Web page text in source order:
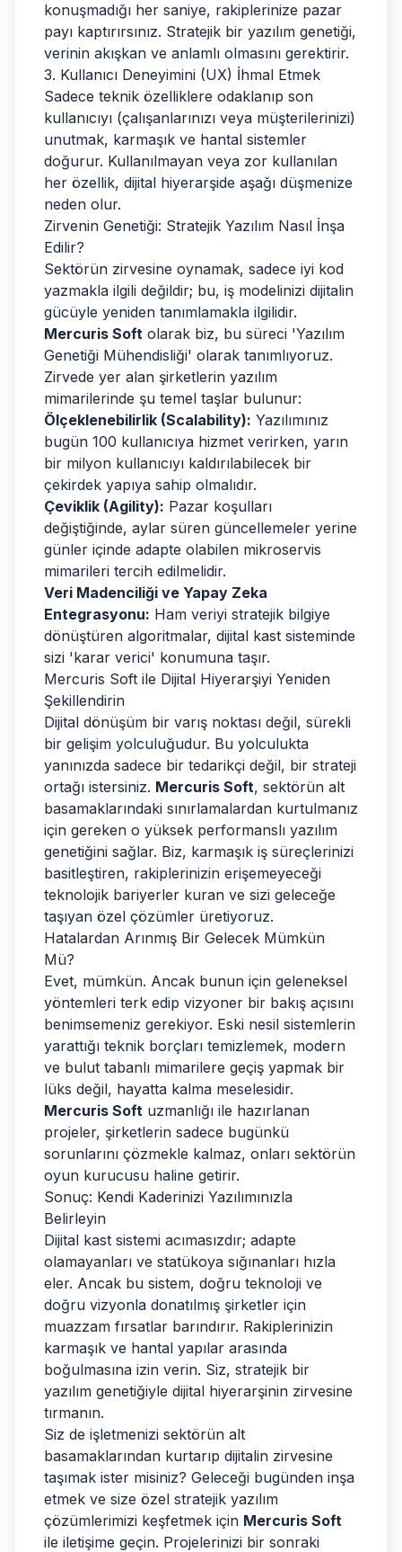
konuşmadığı her saniye, rakiplerinize pazar
payı kaptırırsınız. Stratejik bir yazılım genetiği,
verinin akışkan ve anlamlı olmasını gerektirir.
3. Kullanıcı Deneyimini (UX) İhmal Etmek
Sadece teknik özelliklere odaklanıp son
kullanıcıyı (çalışanlarınızı veya müşterilerinizi)
unutmak, karmaşık ve hantal sistemler
doğurur. Kullanılmayan veya zor kullanılan
her özellik, dijital hiyerarşide aşağı düşmenize
neden olur.
Zirvenin Genetiği: Stratejik Yazılım Nasıl İnşa
Edilir?
Sektörün zirvesine oynamak, sadece iyi kod
yazmakla ilgili değildir; bu, iş modelinizi dijitalin
gücüyle yeniden tanımlamakla ilgilidir.
Mercuris Soft olarak biz, bu süreci 'Yazılım
Genetiği Mühendisliği' olarak tanımlıyoruz.
Zirvede yer alan şirketlerin yazılım
mimarilerinde şu temel taşlar bulunur:
Ölçeklenebilirlik (Scalability): Yazılımınız
bugün 100 kullanıcıya hizmet verirken, yarın
bir milyon kullanıcıyı kaldırılabilecek bir
çekirdek yapıya sahip olmalıdır.
Çeviklik (Agility): Pazar koşulları
değiştiğinde, aylar süren güncellemeler yerine
günler içinde adapte olabilen mikroservis
mimarileri tercih edilmelidir.
Veri Madenciliği ve Yapay Zeka
Entegrasyonu: Ham veriyi stratejik bilgiye
dönüştüren algoritmalar, dijital kast sisteminde
sizi 'karar verici' konumuna taşır.
Mercuris Soft ile Dijital Hiyerarşiyi Yeniden
Şekillendirin
Dijital dönüşüm bir varış noktası değil, sürekli
bir gelişim yolculuğudur. Bu yolculukta
yanınızda sadece bir tedarikçi değil, bir strateji
ortağı istersiniz. Mercuris Soft, sektörün alt
basamaklarındaki sınırlamalardan kurtulmanız
için gereken o yüksek performanslı yazılım
genetiğini sağlar. Biz, karmaşık iş süreçlerinizi
basitleştiren, rakiplerinizin erişemeyeceği
teknolojik bariyerler kuran ve sizi geleceğe
taşıyan özel çözümler üretiyoruz.
Hatalardan Arınmış Bir Gelecek Mümkün
Mü?
Evet, mümkün. Ancak bunun için geleneksel
yöntemleri terk edip vizyoner bir bakış açısını
benimsemeniz gerekiyor. Eski nesil sistemlerin
yarattığı teknik borçları temizlemek, modern
ve bulut tabanlı mimarilere geçiş yapmak bir
lüks değil, hayatta kalma meselesidir.
Mercuris Soft uzmanlığı ile hazırlanan
projeler, şirketlerin sadece bugünkü
sorunlarını çözmekle kalmaz, onları sektörün
oyun kurucusu haline getirir.
Sonuç: Kendi Kaderinizi Yazılımınızla
Belirleyin
Dijital kast sistemi acımasızdır; adapte
olamayanları ve statükoya sığınanları hızla
eler. Ancak bu sistem, doğru teknoloji ve
doğru vizyonla donatılmış şirketler için
muazzam fırsatlar barındırır. Rakiplerinizin
karmaşık ve hantal yapılar arasında
boğulmasına izin verin. Siz, stratejik bir
yazılım genetiğiyle dijital hiyerarşinin zirvesine
tırmanın.
Siz de işletmenizi sektörün alt
basamaklarından kurtarıp dijitalin zirvesine
taşımak ister misiniz? Geleceği bugünden inşa
etmek ve size özel stratejik yazılım
çözümlerimizi keşfetmek için Mercuris Soft
ile iletişime geçin. Projelerinizi bir sonraki